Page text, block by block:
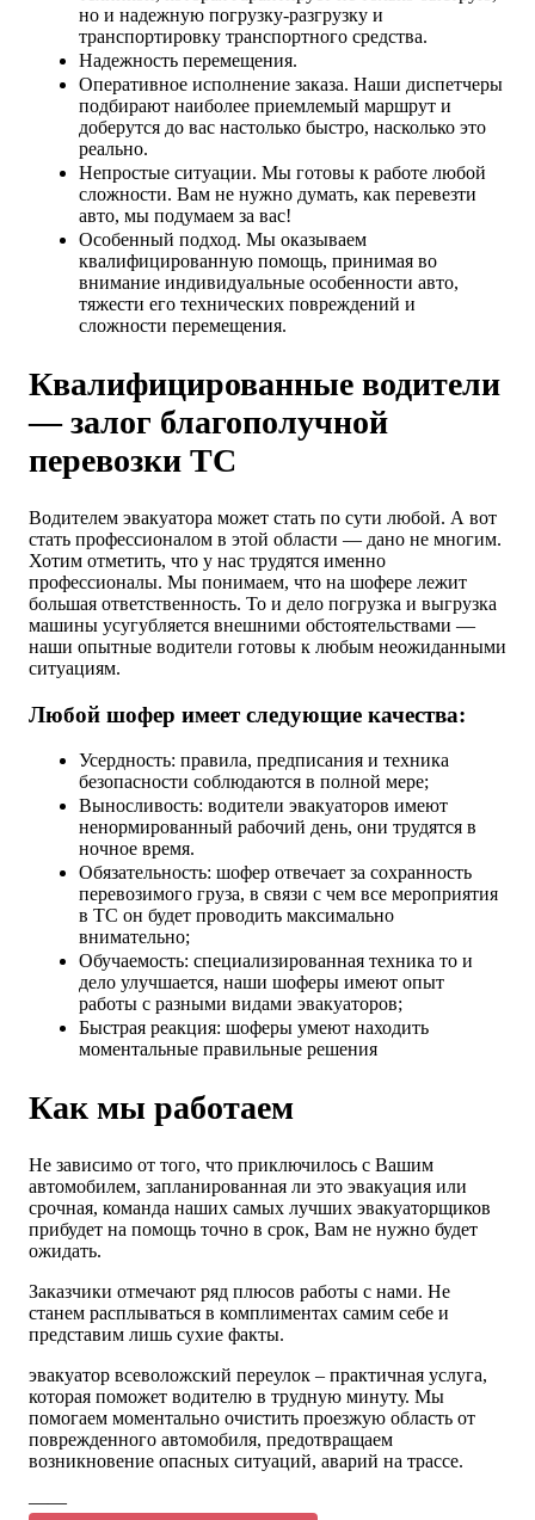
но и надежную погрузку-разгрузку и
транспортировку транспортного средства.
Надежность перемещения.
Оперативное исполнение заказа. Наши диспетчеры
подбирают наиболее приемлемый маршрут и
доберутся до вас настолько быстро, насколько это
реально.
Непростые ситуации. Мы готовы к работе любой
сложности. Вам не нужно думать, как перевезти
авто, мы подумаем за вас!
Особенный подход. Мы оказываем
квалифицированную помощь, принимая во
внимание индивидуальные особенности авто,
тяжести его технических повреждений и
сложности перемещения.
Квалифицированные водители
— залог благополучной
перевозки ТС
Водителем эвакуатора может стать по сути любой. А вот
стать профессионалом в этой области — дано не многим.
Хотим отметить, что у нас трудятся именно
профессионалы. Мы понимаем, что на шофере лежит
большая ответственность. То и дело погрузка и выгрузка
машины усугубляется внешними обстоятельствами —
наши опытные водители готовы к любым неожиданными
ситуациям.
Любой шофер имеет следующие качества:
Усердность: правила, предписания и техника
безопасности соблюдаются в полной мере;
Выносливость: водители эвакуаторов имеют
ненормированный рабочий день, они трудятся в
ночное время.
Обязательность: шофер отвечает за сохранность
перевозимого груза, в связи с чем все мероприятия
в ТС он будет проводить максимально
внимательно;
Обучаемость: специализированная техника то и
дело улучшается, наши шоферы имеют опыт
работы с разными видами эвакуаторов;
Быстрая реакция: шоферы умеют находить
моментальные правильные решения
Как мы работаем
Не зависимо от того, что приключилось с Вашим
автомобилем, запланированная ли это эвакуация или
срочная, команда наших самых лучших эвакуаторщиков
прибудет на помощь точно в срок, Вам не нужно будет
ожидать.
Заказчики отмечают ряд плюсов работы с нами. Не
станем расплываться в комплиментах самим себе и
представим лишь сухие факты.
эвакуатор всеволожский переулок – практичная услуга,
которая поможет водителю в трудную минуту. Мы
помогаем моментально очистить проезжую область от
поврежденного автомобиля, предотвращаем
возникновение опасных ситуаций, аварий на трассе.
——